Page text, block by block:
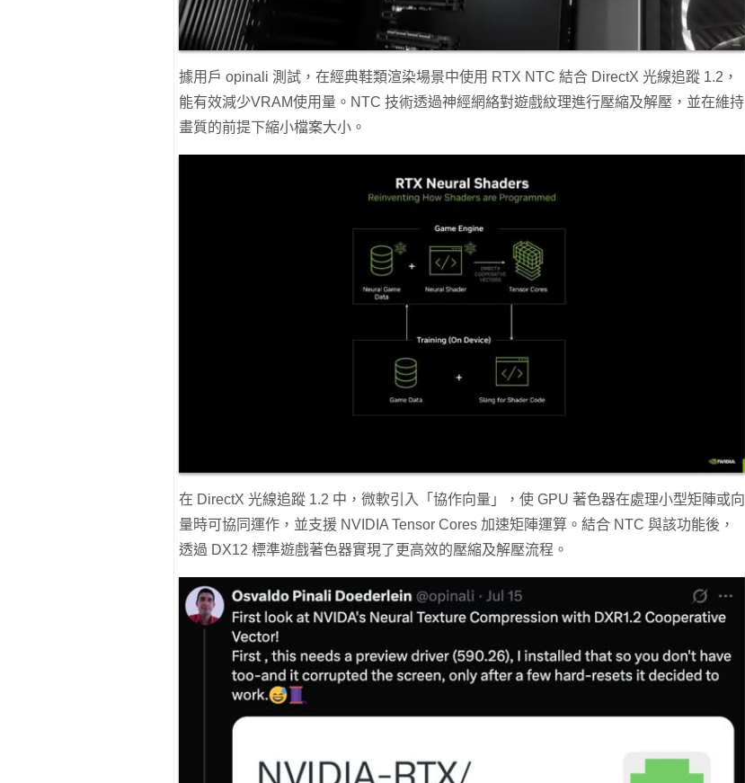
據用戶 opinali 測試，在經典鞋類渲染場景中使用 RTX NTC 結合 DirectX 光線追蹤 1.2，
能有效減少VRAM使用量。NTC 技術透過神經網絡對遊戲紋理進行壓縮及解壓，並在維持
畫質的前提下縮小檔案大小。
在 DirectX 光線追蹤 1.2 中，微軟引入「協作向量」，使 GPU 著色器在處理小型矩陣或向
量時可協同運作，並支援 NVIDIA Tensor Cores 加速矩陣運算。結合 NTC 與該功能後，
透過 DX12 標準遊戲著色器實現了更高效的壓縮及解壓流程。